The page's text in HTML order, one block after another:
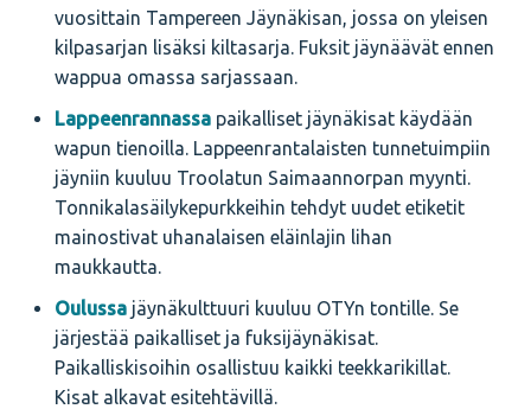
vuosittain Tampereen Jäynäkisan, jossa on yleisen
kilpasarjan lisäksi kiltasarja. Fuksit jäynäävät ennen
wappua omassa sarjassaan.
Lappeenrannassa paikalliset jäynäkisat käydään
wapun tienoilla. Lappeenrantalaisten tunnetuimpiin
jäyniin kuuluu Troolatun Saimaannorpan myynti.
Tonnikalasäilykepurkkeihin tehdyt uudet etiketit
mainostivat uhanalaisen eläinlajin lihan
maukkautta.
Oulussa jäynäkulttuuri kuuluu OTYn tontille. Se
järjestää paikalliset ja fuksijäynäkisat.
Paikalliskisoihin osallistuu kaikki teekkarikillat.
Kisat alkavat esitehtävillä.